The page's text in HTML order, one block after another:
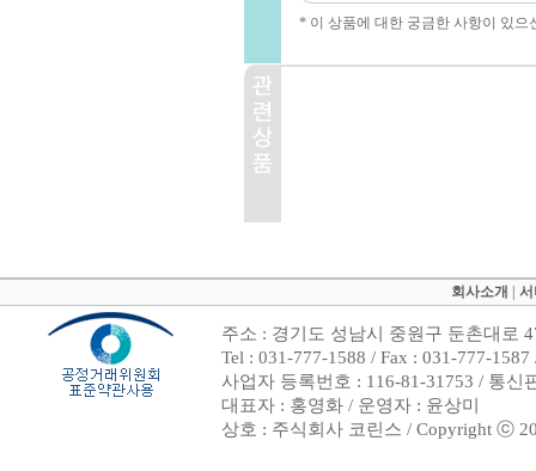
* 이 상품에 대한 궁금한 사항이 있
회사소개
주소 : 경기도 성남시 중원구 둔촌대로
Tel : 031-777-1588 / Fax : 031-777-
사업자 등록번호 : 116-81-31753 / 통신
대표자 : 홍영화 / 운영자 : 윤상미
상호 : 주식회사 코린스 / Copyright ⓒ